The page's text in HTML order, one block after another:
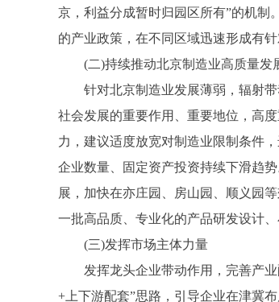
京，利益分成暂时归园区所有”的机制
的产业政策，在不同区域迅速形成有
(二)持续推动北京制造业高质量发
针对北京制造业发展薄弱，辐射带
社会发展的重要作用、重要地位，高
力，建议适度放宽对制造业限制条件
企业数量、固定资产投资持续下滑趋
展，加快在亦庄园、房山园、顺义园
一批高品质、专业化的产品研发设计
(三)发挥市场主体力量
发挥龙头企业带动作用，完善产业
+上下游配套”思路，引导企业在津冀